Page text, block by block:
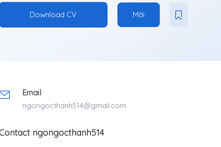
Download CV Mời
Email
ngongocthanh514@gmail.com
ngongocthanh514